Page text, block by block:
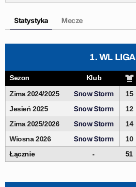
Statystyka Mecze
1. WL LIGA
Sezon
Klub
Zima 2024/2025
Snow Storm 15
Jesień 2025
Snow Storm 12
Zima 2025/2026
Snow Storm 14
Wiosna 2026
Snow Storm 10
Łącznie
- 51